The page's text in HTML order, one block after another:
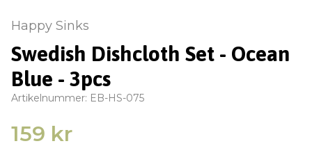
Happy Sinks
Swedish Dishcloth Set - Ocean
Blue - 3pcs
Artikelnummer: EB-HS-075
159 kr